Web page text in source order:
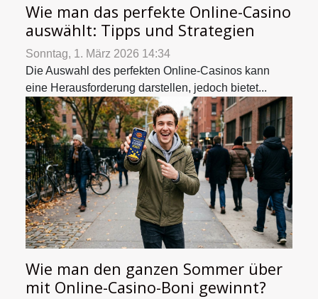
Wie man das perfekte Online-Casino
auswählt: Tipps und Strategien
Sonntag, 1. März 2026 14:34
Die Auswahl des perfekten Online-Casinos kann
eine Herausforderung darstellen, jedoch bietet...
Wie man den ganzen Sommer über
mit Online-Casino-Boni gewinnt?